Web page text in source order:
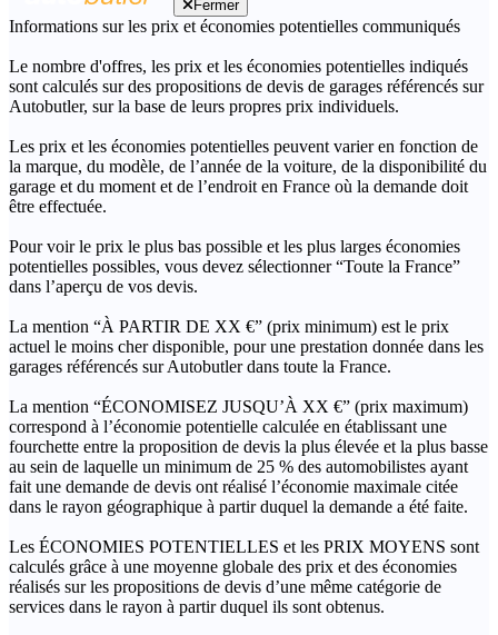
Fermer
Informations sur les prix et économies potentielles communiqués
Le nombre d'offres, les prix et les économies potentielles indiqués
sont calculés sur des propositions de devis de garages référencés sur
Autobutler, sur la base de leurs propres prix individuels.
Les prix et les économies potentielles peuvent varier en fonction de
la marque, du modèle, de l’année de la voiture, de la disponibilité du
garage et du moment et de l’endroit en France où la demande doit
être effectuée.
Pour voir le prix le plus bas possible et les plus larges économies
potentielles possibles, vous devez sélectionner “Toute la France”
dans l’aperçu de vos devis.
La mention “À PARTIR DE XX €” (prix minimum) est le prix
actuel le moins cher disponible, pour une prestation donnée dans les
garages référencés sur Autobutler dans toute la France.
La mention “ÉCONOMISEZ JUSQU’À XX €” (prix maximum)
correspond à l’économie potentielle calculée en établissant une
fourchette entre la proposition de devis la plus élevée et la plus basse
au sein de laquelle un minimum de 25 % des automobilistes ayant
fait une demande de devis ont réalisé l’économie maximale citée
dans le rayon géographique à partir duquel la demande a été faite.
Les ÉCONOMIES POTENTIELLES et les PRIX MOYENS sont
calculés grâce à une moyenne globale des prix et des économies
réalisés sur les propositions de devis d’une même catégorie de
services dans le rayon à partir duquel ils sont obtenus.